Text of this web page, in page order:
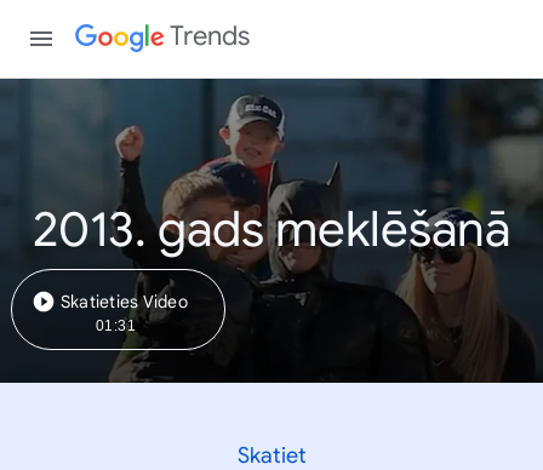
Trends
2013. gads meklēšanā
Skatieties Video
01:31
Skatiet